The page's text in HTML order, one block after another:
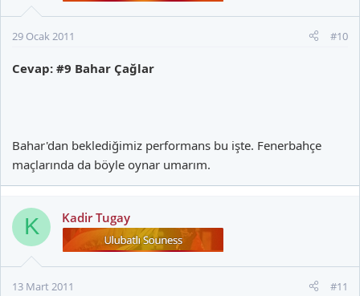
29 Ocak 2011 #10
Cevap: #9 Bahar Çağlar
Bahar'dan beklediğimiz performans bu işte. Fenerbahçe
maçlarında da böyle oynar umarım.
K Kadir Tugay
13 Mart 2011 #11